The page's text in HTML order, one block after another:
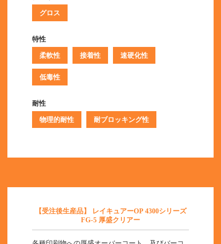
グロス
特性
柔軟性 接着性 速硬化性
低毒性
耐性
物理的耐性 耐ブロッキング性
【受注後生産品】 レイキュアーOP 4300シリーズ
FG-5 厚盛クリアー